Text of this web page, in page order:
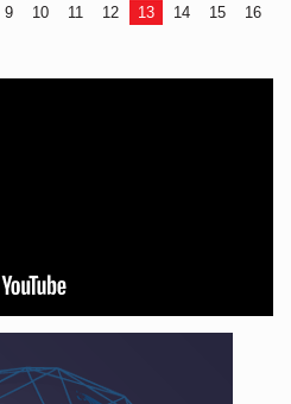
9 10 11 12 13 14 15
16